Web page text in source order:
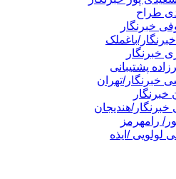
طراح
خبرنگار
باغملک
خبرنگار
پشتیبانی
خبرنگار/تهران
خبرنگار/هندیجان
رامهرمز
لولویی /ایذه